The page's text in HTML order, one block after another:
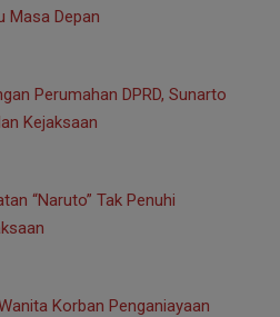
Masa Depan
Perumahan DPRD, Sunarto
Kejaksaan
“Naruto” Tak Penuhi
Korban Penganiayaan